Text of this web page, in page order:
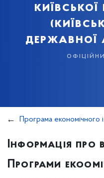
державної
Інформація про
Програми